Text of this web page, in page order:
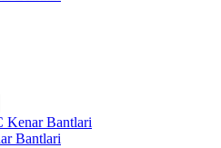
Kenar Bantlari
Bantlari